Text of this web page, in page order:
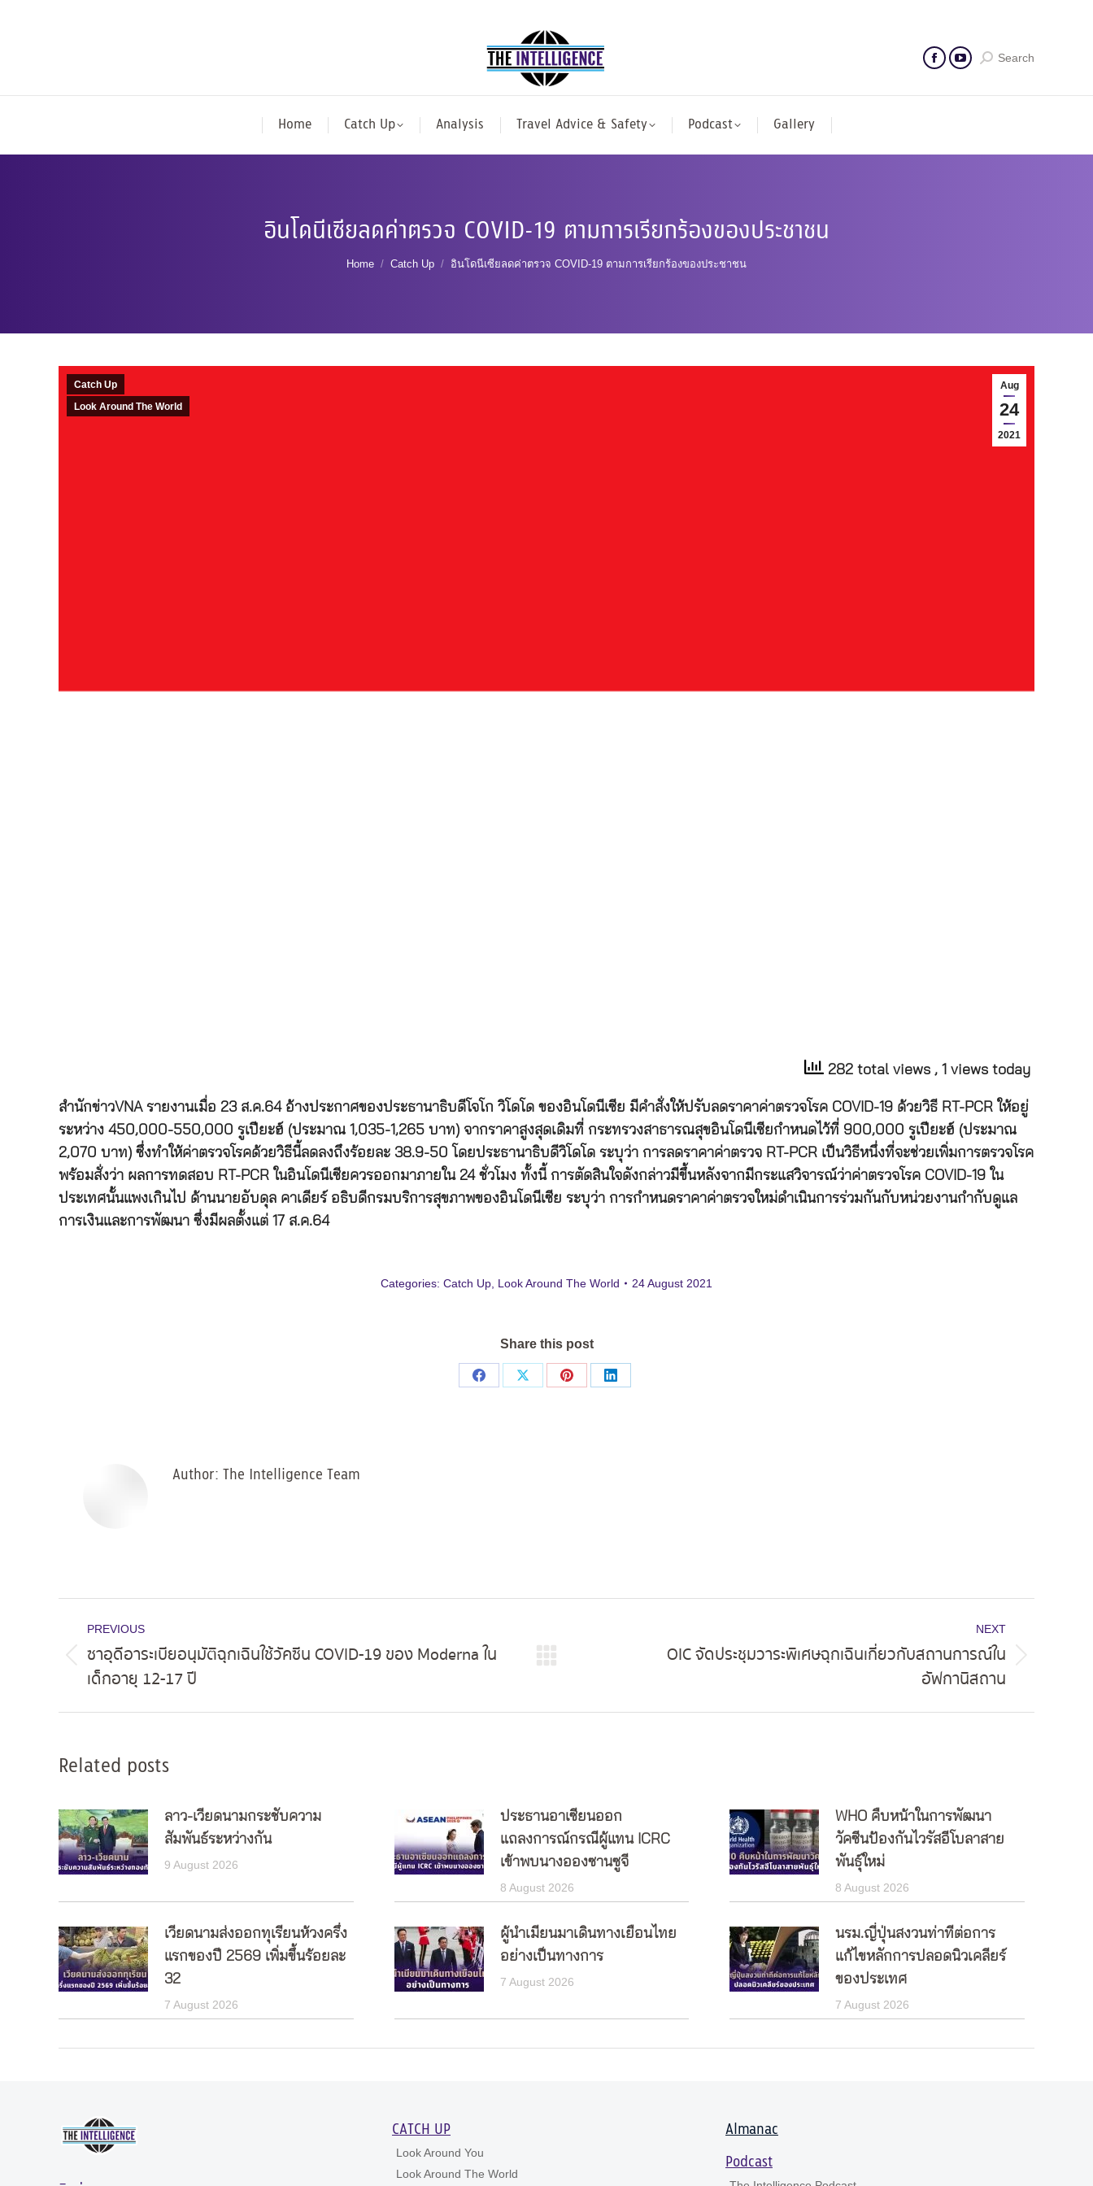
Search
Home Catch Up Analysis Travel Advice & Safety Podcast Gallery
อินโดนีเซียลดค่าตรวจ COVID-19 ตามการเรียกร้องของประชาชน
You are here:
Home Catch Up อินโดนีเซียลดค่าตรวจ COVID-19 ตามการเรียกร้องของประชาชน
Aug
24
2021
Catch Up
Look Around The World
282 total views , 1 views today
สำนักข่าวVNA รายงานเมื่อ 23 ส.ค.64 อ้างประกาศของประธานาธิบดีโจโก วิโดโด ของอินโดนีเซีย มีคำสั่งให้ปรับลดราคาค่าตรวจโรค COVID-19 ด้วยวิธี RT-PCR ให้อยู่
ระหว่าง 450,000-550,000 รูเปียะฮ์ (ประมาณ 1,035-1,265 บาท) จากราคาสูงสุดเดิมที่ กระทรวงสาธารณสุขอินโดนีเซียกำหนดไว้ที่ 900,000 รูเปียะฮ์ (ประมาณ
2,070 บาท) ซึ่งทำให้ค่าตรวจโรคด้วยวิธีนี้ลดลงถึงร้อยละ 38.9-50 โดยประธานาธิบดีวิโดโด ระบุว่า การลดราคาค่าตรวจ RT-PCR เป็นวิธีหนึ่งที่จะช่วยเพิ่มการตรวจโรค
พร้อมสั่งว่า ผลการทดสอบ RT-PCR ในอินโดนีเซียควรออกมาภายใน 24 ชั่วโมง ทั้งนี้ การตัดสินใจดังกล่าวมีขึ้นหลังจากมีกระแสวิจารณ์ว่าค่าตรวจโรค COVID-19 ใน
ประเทศนั้นแพงเกินไป ด้านนายอับดุล คาเดียร์ อธิบดีกรมบริการสุขภาพของอินโดนีเซีย ระบุว่า การกำหนดราคาค่าตรวจใหม่ดำเนินการร่วมกันกับหน่วยงานกำกับดูแล
การเงินและการพัฒนา ซึ่งมีผลตั้งแต่ 17 ส.ค.64
Categories: Catch Up Look Around The World 24 August 2021
Share this post
Share
Share
Share
Share
Author: The Intelligence Team
navigation
PREVIOUS
Previous
post:
ซาอุดีอาระเบียอนุมัติฉุกเฉินใช้วัคซีน COVID-19 ของ Moderna ใน
เด็กอายุ 12-17 ปี
NEXT
OIC จัดประชุมวาระพิเศษฉุกเฉินเกี่ยวกับสถานการณ์ใน
อัฟกานิสถาน
Related posts
ลาว-เวียดนามกระชับความ
สัมพันธ์ระหว่างกัน
9 August 2026
ประธานอาเซียนออก
แถลงการณ์กรณีผู้แทน ICRC
เข้าพบนางอองซานซูจี
8 August 2026
WHO คืบหน้าในการพัฒนา
วัคซีนป้องกันไวรัสอีโบลาสาย
พันธุ์ใหม่
8 August 2026
เวียดนามส่งออกทุเรียนห้วงครึ่ง
แรกของปี 2569 เพิ่มขึ้นร้อยละ
32
7 August 2026
ผู้นำเมียนมาเดินทางเยือนไทย
อย่างเป็นทางการ
7 August 2026
นรม.ญี่ปุ่นสงวนท่าทีต่อการ
แก้ไขหลักการปลอดนิวเคลียร์
ของประเทศ
7 August 2026
CATCH UP
Look Around You
Look Around The World
Almanac
Podcast